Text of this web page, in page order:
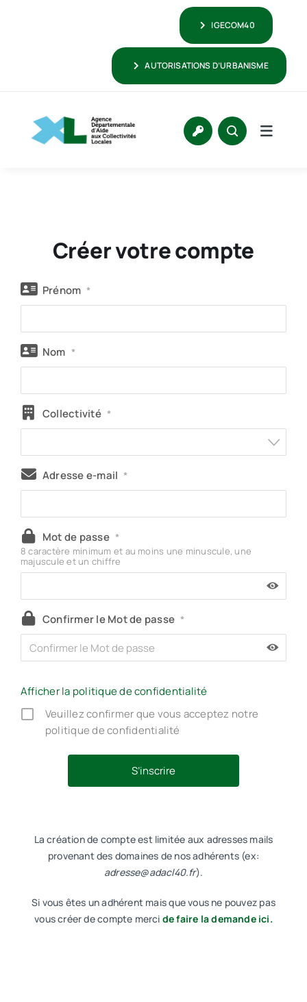
IGECOM40
AUTORISATIONS D’URBANISME
Créer votre compte
Prénom *
Nom *
Collectivité *
Adresse e-mail *
Mot de passe *
8 caractère minimum et au moins une minuscule, une
majuscule et un chiffre
Confirmer le Mot de passe *
Afficher la politique de confidentialité
Veuillez confirmer que vous acceptez notre
politique de confidentialité
La création de compte est limitée aux adresses mails
provenant des domaines de nos adhérents (ex:
adresse@adacl40.fr).
Si vous êtes un adhérent mais que vous ne pouvez pas
vous créer de compte merci de faire la demande ici.